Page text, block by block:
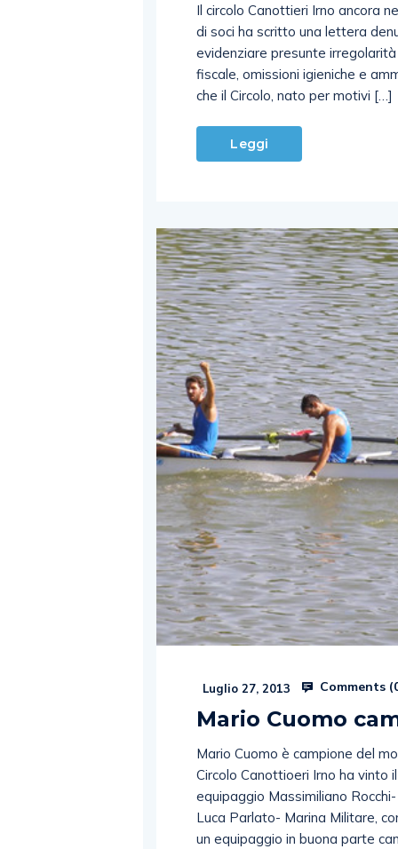
Il circolo Canottieri Irno ancora
di soci ha scritto una lettera
evidenziare presunte
fiscale, omissioni igieniche e
che il Circolo, nato per motivi […]
Leggi
Luglio 27, 2013 Comments (
Mario Cuomo
Mario Cuomo è campione del
Circolo Canottioeri Irno ha vinto
equipaggio Massimiliano
Luca Parlato- Marina Militare,
un equipaggio in buona parte